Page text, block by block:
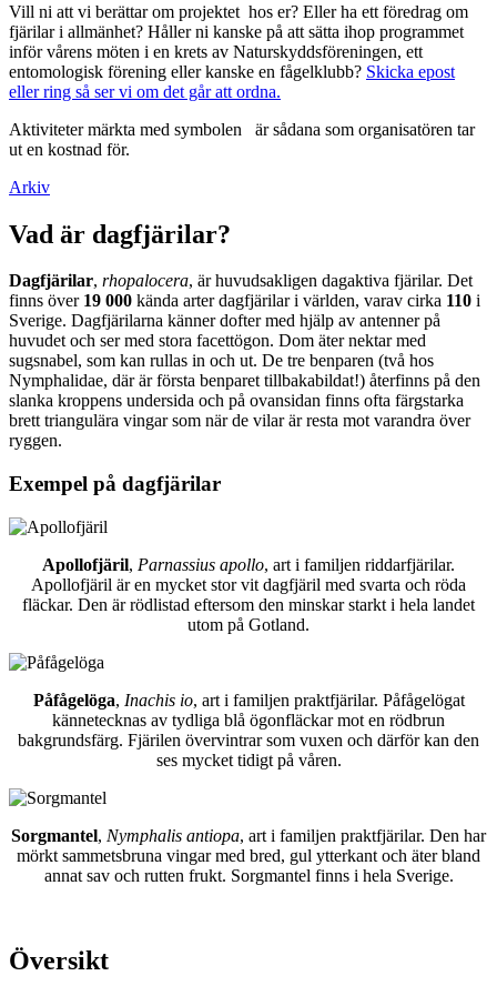
Vill ni att vi berättar om projektet hos er? Eller ha ett föredrag om
fjärilar i allmänhet? Håller ni kanske på att sätta ihop programmet
inför vårens möten i en krets av Naturskyddsföreningen, ett
entomologisk förening eller kanske en fågelklubb? Skicka epost
eller ring så ser vi om det går att ordna.
Aktiviteter märkta med symbolen
är sådana som organisatören tar
ut en kostnad för.
Arkiv
Vad är dagfjärilar?
Dagfjärilar, rhopalocera, är huvudsakligen dagaktiva fjärilar. Det
finns över 19 000 kända arter dagfjärilar i världen, varav cirka 110 i
Sverige. Dagfjärilarna känner dofter med hjälp av antenner på
huvudet och ser med stora facettögon. Dom äter nektar med
sugsnabel, som kan rullas in och ut. De tre benparen (två hos
Nymphalidae, där är första benparet tillbakabildat!) återfinns på den
slanka kroppens undersida och på ovansidan finns ofta färgstarka
brett triangulära vingar som när de vilar är resta mot varandra över
ryggen.
Exempel på dagfjärilar
Apollofjäril, Parnassius apollo, art i familjen riddarfjärilar.
Apollofjäril är en mycket stor vit dagfjäril med svarta och röda
fläckar. Den är rödlistad eftersom den minskar starkt i hela landet
utom på Gotland.
Påfågelöga, Inachis io, art i familjen praktfjärilar. Påfågelögat
kännetecknas av tydliga blå ögonfläckar mot en rödbrun
bakgrundsfärg. Fjärilen övervintrar som vuxen och därför kan den
ses mycket tidigt på våren.
Sorgmantel, Nymphalis antiopa, art i familjen praktfjärilar. Den har
mörkt sammetsbruna vingar med bred, gul ytterkant och äter bland
annat sav och rutten frukt. Sorgmantel finns i hela Sverige.
Översikt